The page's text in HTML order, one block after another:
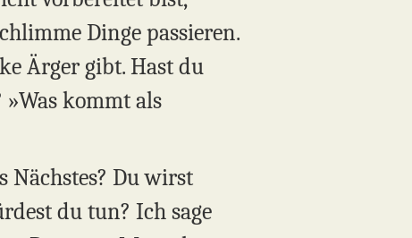
Dinge passieren.
Ärger gibt. Hast du
kommt als
Nächstes? Du wirst
du tun? Ich sage